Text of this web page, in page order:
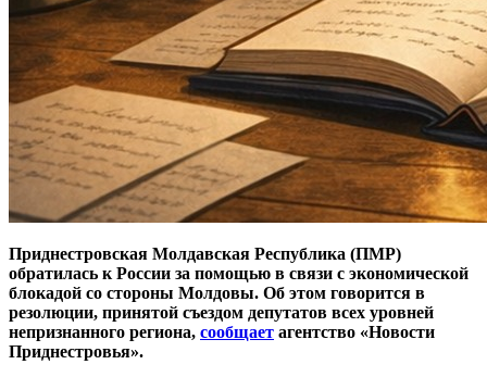
Приднестровская Молдавская Республика (ПМР)
обратилась к России за помощью в связи с экономической
блокадой со стороны Молдовы. Об этом говорится в
резолюции, принятой съездом депутатов всех уровней
непризнанного региона, сообщает агентство «Новости
Приднестровья».